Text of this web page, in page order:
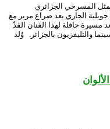
المسرحي الجزائري
الجاري بعد صراع مرير مع
حافلة لهذا الفنان الفذّ
والتليفزيون بالجزائر. وُلد